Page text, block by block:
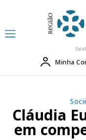
Minha
Cláudia
em